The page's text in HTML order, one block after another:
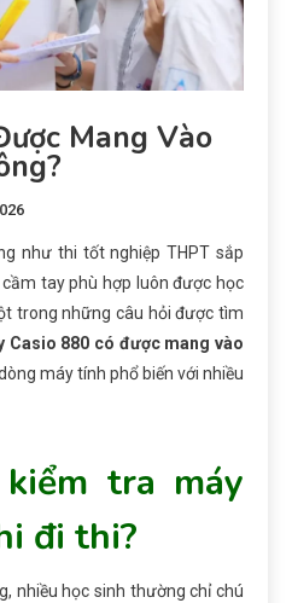
Mang Vào
như thi tốt nghiệp THPT sắp
tay phù hợp luôn được học
trong những câu hỏi được tìm
Casio 880 có được mang vào
máy tính phổ biến với nhiều
tra máy
đi thi?
nhiều học sinh thường chỉ chú